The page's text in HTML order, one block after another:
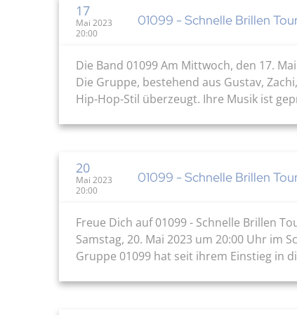
17
Mai 2023
20:00
01099 - Schnelle Brillen
Die Band 01099 Am Mittwoch, den 17.
Die Gruppe, bestehend aus Gustav,
Hip-Hop-Stil überzeugt. Ihre Musik ist
20
Mai 2023
20:00
01099 - Schnelle Brillen
Freue Dich auf 01099 - Schnelle Brillen
Samstag, 20. Mai 2023 um 20:00 Uhr im
Gruppe 01099 hat seit ihrem Einstieg in